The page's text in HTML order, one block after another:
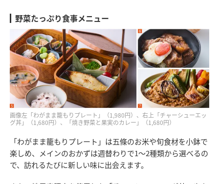
野菜たっぷり食事メニュー
画像左「わがまま籠もりプレート」（1,980円）、右上「チャーシューエッ
グ丼」（1,680円）、「焼き野菜と果実のカレー」（1,680円）
「わがまま籠もりプレート」は五條のお米や旬食材を小鉢で
楽しめ、メインのおかずは週替わりで1～2種類から選べるの
で、訪れるたびに新しい味に出会えます。